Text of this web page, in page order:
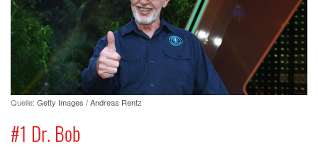
Quelle: Getty Images / Andreas Rentz
#1 Dr. Bob